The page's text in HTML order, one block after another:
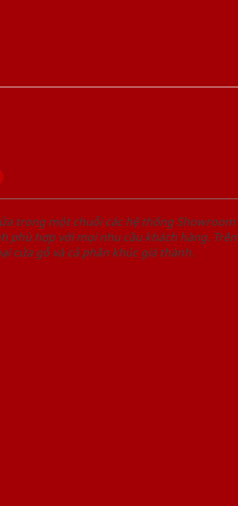
trong một chuỗi các hệ thống Showroom
hợp với mọi nhu cầu khách hàng. Trên
cửa gỗ và cả phân khúc giá thành.